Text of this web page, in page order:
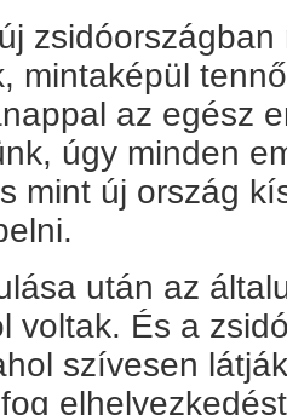
mintaképül
az egész
úgy minden
mint új ország
után az
voltak. És a
szívesen